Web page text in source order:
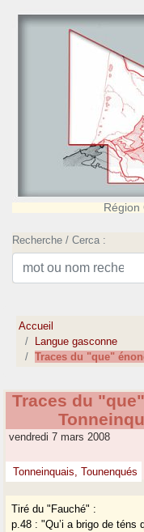
Région
Recherche / Cerca :
Accueil
Langue gasconne
Traces du "que"
Traces du
vendredi 7 mars 2008
Tonneinquais, Tounenqués
Tiré du "Fauché" :
p.48 : "Qu’i a brigo de téns